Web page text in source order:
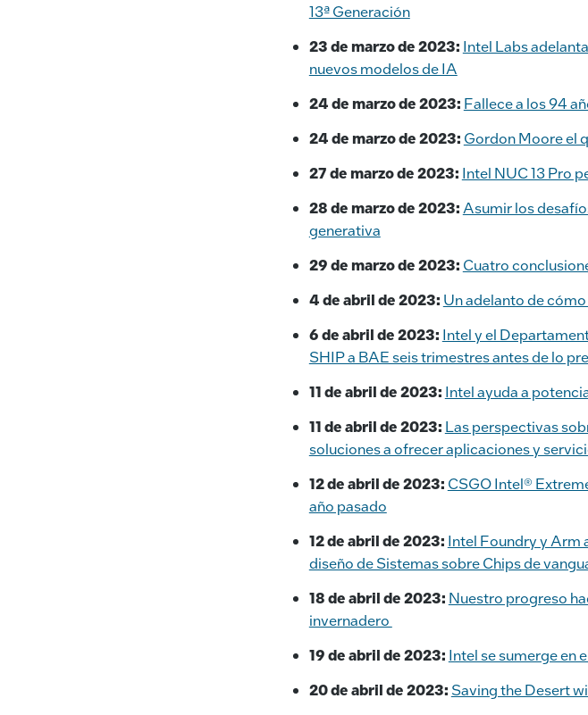
13ª Generación
23 de marzo de 2023: Intel Labs
nuevos modelos de IA
24 de marzo de 2023: Fallece a los 94
24 de marzo de 2023: Gordon Moore el
27 de marzo de 2023: Intel NUC 13 Pro
28 de marzo de 2023: Asumir los
generativa
29 de marzo de 2023: Cuatro
4 de abril de 2023: Un adelanto de
6 de abril de 2023: Intel y el
SHIP a BAE seis trimestres antes de lo
11 de abril de 2023: Intel ayuda a
11 de abril de 2023: Las perspectivas
soluciones a ofrecer aplicaciones y
12 de abril de 2023: CSGO Intel®
año pasado
12 de abril de 2023: Intel Foundry y Arm
diseño de Sistemas sobre Chips de
18 de abril de 2023: Nuestro progreso
invernadero
19 de abril de 2023: Intel se sumerge en
20 de abril de 2023: Saving the Desert